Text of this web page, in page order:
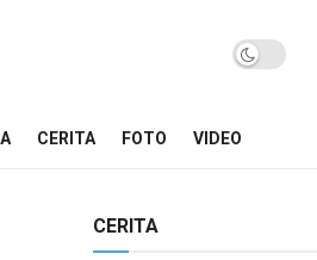
CERITA FOTO VIDEO
CERITA